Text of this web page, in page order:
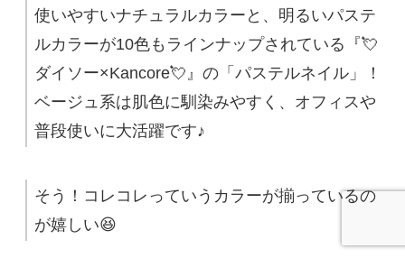
使いやすいナチュラルカラーと、明るいパステ
ルカラーが10色もラインナップされている『💘
ダイソー×Kancore💘』の「パステルネイル」！
ベージュ系は肌色に馴染みやすく、オフィスや
普段使いに大活躍です♪
そう！コレコレっていうカラーが揃っているの
が嬉しい😆